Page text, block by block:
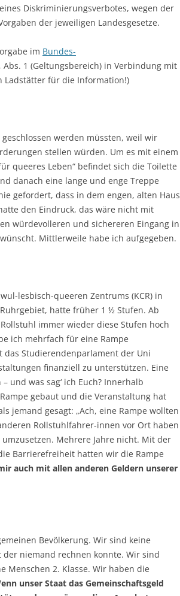
Diskriminierungsverbotes, wegen der
der jeweiligen Landesgesetze.
im Bundes-
Abs. 1 (Geltungsbereich) in Verbindung mit
Ladstätter für die Information!)
werden müssten, weil wir
stellen würden. Um es mit einem
queeres Leben“ befindet sich die Toilette
danach eine lange und enge Treppe
gefordert, dass in dem engen, alten Haus
den Eindruck, das wäre nicht mit
würdevolleren und sichereren Eingang in
Mittlerweile habe ich aufgegeben.
lesbisch-queeren Zentrums (KCR) in
hatte früher 1 ½ Stufen. Ab
immer wieder diese Stufen hoch
ich mehrfach für eine Rampe
das Studierendenparlament der Uni
finanziell zu unterstützen. Eine
und was sag‘ ich Euch? Innerhalb
gebaut und die Veranstaltung hat
jemand gesagt: „Ach, eine Rampe wollten
Rollstuhlfahrer-innen vor Ort haben
Mehrere Jahre nicht. Mit der
Barrierefreiheit hatten wir die Rampe
auch mit allen anderen Geldern unserer
Bevölkerung. Wir sind keine
niemand rechnen konnte. Wir sind
Menschen 2. Klasse. Wir haben die
unser Staat das Gemeinschaftsgeld